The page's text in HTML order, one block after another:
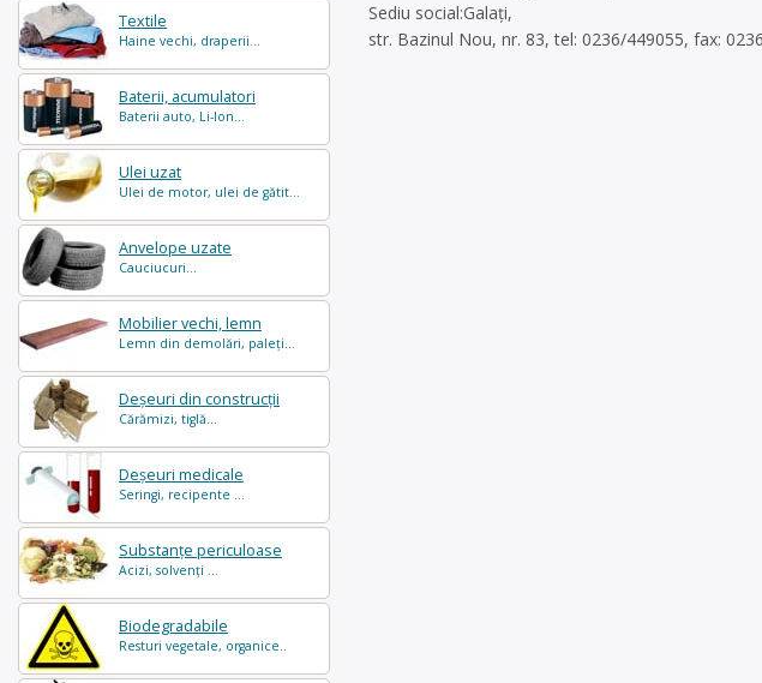
Textile
Haine vechi, draperii...
Baterii, acumulatori
Baterii auto, Li-Ion...
Ulei uzat
Ulei de motor, ulei de gătit...
Anvelope uzate
Cauciucuri...
Mobilier vechi, lemn
Lemn din demolări, paleți...
Deșeuri din construcții
Cărămizi, tiglă...
Deșeuri medicale
Seringi, recipente ...
Substanțe periculoase
Acizi, solvenți ...
Biodegradabile
Resturi vegetale, organice..
Sediu social:Galați,
str. Bazinul Nou, nr. 83, tel: 0236/449055, fax: